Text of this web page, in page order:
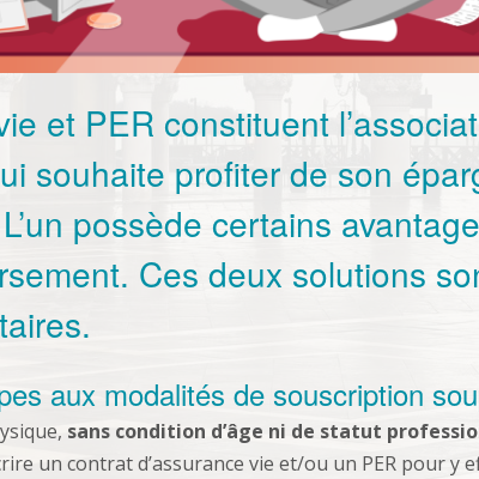
et PER constituent
souhaite profiter de son
possède certains
Ces deux solutions
aux modalités de souscription
sans condition d’âge ni de statut
un contrat d’assurance vie et/ou un PER pour y